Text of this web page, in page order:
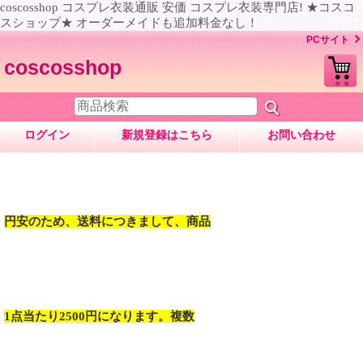
coscosshop コスプレ衣装通販 安価 コスプレ衣装専門店! ★コスコ
スショップ★ オーダーメイドも追加料金なし！
PCサイト
coscosshop
ログイン 新規登録はこちら お問い合わせ
円安のため、送料につきまして、商品
1点当たり2500円になります。複数